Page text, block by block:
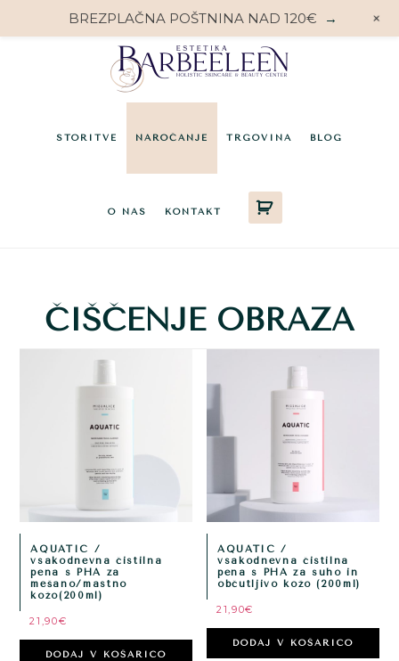
STORITVE NAROČANJE TRGOVINA BLOG
O NAS KONTAKT
ČIŠČENJE OBRAZA
AQUATIC /
vsakodnevna čistilna
pena s PHA za
mešano/mastno
kožo(200ml)
21,90€
DODAJ V KOŠARICO
AQUATIC /
vsakodnevna čistilna
pena s PHA za suho in
občutljivo kožo (200ml)
21,90€
DODAJ V KOŠARICO
BREZPLAČNA POŠTNINA NAD 120€ → +